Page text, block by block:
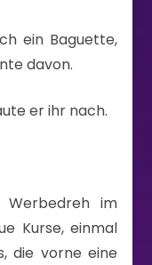
ein Baguette,
davon.
er ihr nach.
im
Kurse, einmal
die vorne eine